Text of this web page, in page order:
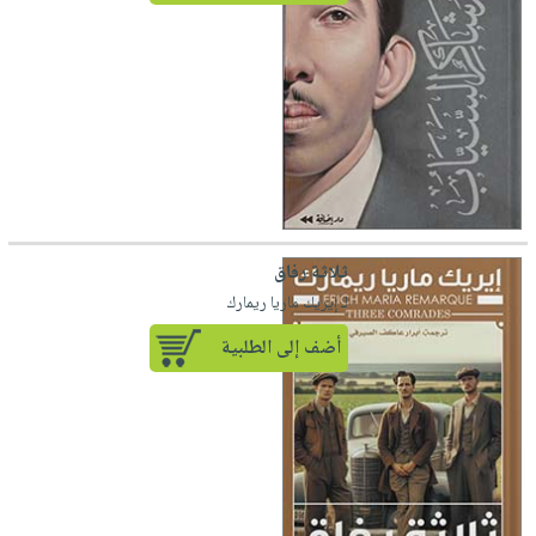
ثلاثة رفاق
لـ إيريك ماريا ريمارك
أضف إلى الطلبية